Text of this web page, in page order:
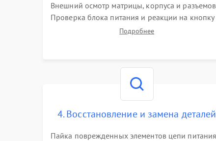
Внешний осмотр матрицы, корпуса и
Проверка блока питания и реакции на кнопку
включения. Оценка изображения, звука и
Подробнее
4. Восстановление и замена деталей
Пайка поврежденных элементов цепи